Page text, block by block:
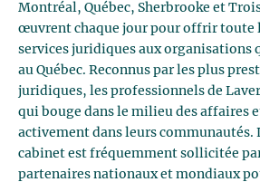
Montréal, Québec, Sherbrooke et
œuvrent chaque jour pour offrir toute
services juridiques aux organisations
au Québec. Reconnus par les plus
juridiques, les professionnels de
qui bouge dans le milieu des affaires
activement dans leurs communautés.
cabinet est fréquemment sollicitée
partenaires nationaux et mondiaux